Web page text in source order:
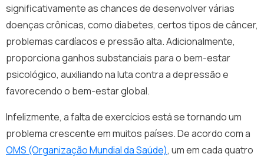
significativamente as chances de desenvolver várias
doenças crônicas, como diabetes, certos tipos de câncer,
problemas cardíacos e pressão alta. Adicionalmente,
proporciona ganhos substanciais para o bem-estar
psicológico, auxiliando na luta contra a depressão e
favorecendo o bem-estar global.
Infelizmente, a falta de exercícios está se tornando um
problema crescente em muitos países. De acordo com a
OMS (Organização Mundial da Saúde), um em cada quatro